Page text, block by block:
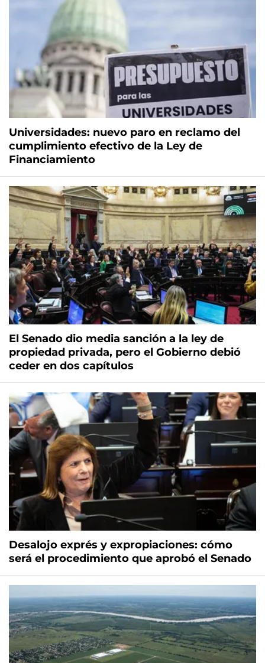
Universidades: nuevo paro en reclamo del
cumplimiento efectivo de la Ley de
Financiamiento
El Senado dio media sanción a la ley de
propiedad privada, pero el Gobierno debió
ceder en dos capítulos
Desalojo exprés y expropiaciones: cómo
será el procedimiento que aprobó el Senado